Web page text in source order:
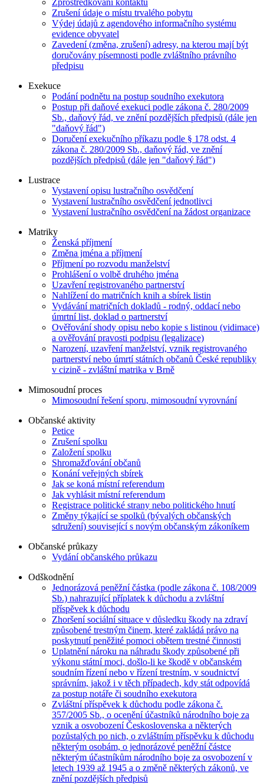
Zrušení údaje o místu trvalého pobytu
Výdej údajů z agendového informačního systému
evidence obyvatel
Zavedení (změna, zrušení) adresy, na kterou mají být
doručovány písemnosti podle zvláštního právního
předpisu
Exekuce
Podání podnětu na postup soudního exekutora
Postup při daňové exekuci podle zákona č. 280/2009
Sb., daňový řád, ve znění pozdějších předpisů (dále jen
"daňový řád")
Doručení exekučního příkazu podle § 178 odst. 4
zákona č. 280/2009 Sb., daňový řád, ve znění
pozdějších předpisů (dále jen "daňový řád")
Lustrace
Vystavení opisu lustračního osvědčení
Vystavení lustračního osvědčení jednotlivci
Vystavení lustračního osvědčení na žádost organizace
Matriky
Ženská příjmení
Změna jména a příjmení
Příjmení po rozvodu manželství
Prohlášení o volbě druhého jména
Uzavření registrovaného partnerství
Nahlížení do matričních knih a sbírek listin
Vydávání matričních dokladů - rodný, oddací nebo
úmrtní list, doklad o partnerství
Ověřování shody opisu nebo kopie s listinou (vidimace)
a ověřování pravosti podpisu (legalizace)
Narození, uzavření manželství, vznik registrovaného
partnerství nebo úmrtí státních občanů České republiky
v cizině - zvláštní matrika v Brně
Mimosoudní proces
Mimosoudní řešení sporu, mimosoudní vyrovnání
Občanské aktivity
Petice
Zrušení spolku
Založení spolku
Shromažďování občanů
Konání veřejných sbírek
Jak se koná místní referendum
Jak vyhlásit místní referendum
Registrace politické strany nebo politického hnutí
Změny týkající se spolků (bývalých občanských
sdružení) související s novým občanským zákoníkem
Občanské průkazy
Vydání občanského průkazu
Odškodnění
Jednorázová peněžní částka (podle zákona č. 108/2009
Sb.) nahrazující příplatek k důchodu a zvláštní
příspěvek k důchodu
Zhoršení sociální situace v důsledku škody na zdraví
způsobené trestným činem, které zakládá právo na
poskytnutí peněžité pomoci obětem trestné činnosti
Uplatnění nároku na náhradu škody způsobené při
výkonu státní moci, došlo-li ke škodě v občanském
soudním řízení nebo v řízení trestním, v soudnictví
správním, jakož i v těch případech, kdy stát odpovídá
za postup notáře či soudního exekutora
Zvláštní příspěvek k důchodu podle zákona č.
357/2005 Sb., o ocenění účastníků národního boje za
vznik a osvobození Československa a některých
pozůstalých po nich, o zvláštním příspěvku k důchodu
některým osobám, o jednorázové peněžní částce
některým účastníkům národního boje za osvobození v
letech 1939 až 1945 a o změně některých zákonů, ve
znění pozdějších předpisů